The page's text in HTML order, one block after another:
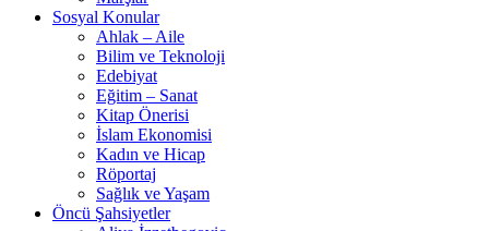
Sosyal Konular
Ahlak – Aile
Bilim ve Teknoloji
Edebiyat
Eğitim – Sanat
Kitap Önerisi
İslam Ekonomisi
Kadın ve Hicap
Röportaj
Sağlık ve Yaşam
Öncü Şahsiyetler